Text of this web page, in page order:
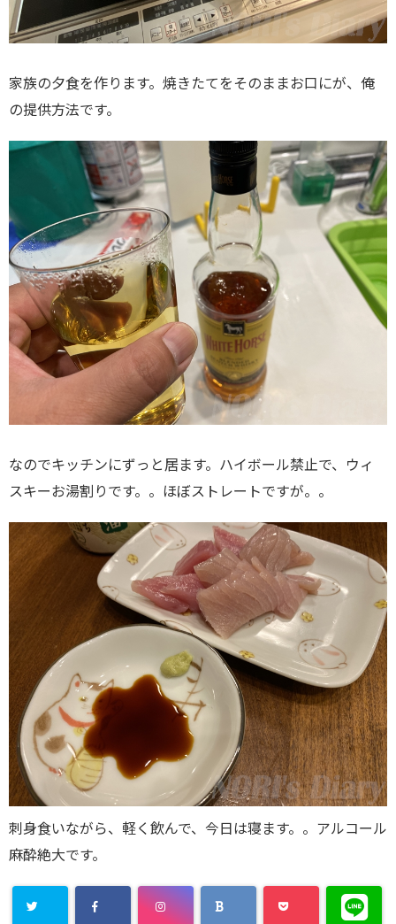
家族の夕食を作ります。焼きたてをそのままお口にが、俺
の提供方法です。
なのでキッチンにずっと居ます。ハイボール禁止で、ウィ
スキーお湯割りです。。ほぼストレートですが。。
刺身食いながら、軽く飲んで、今日は寝ます。。アルコール
麻酔絶大です。